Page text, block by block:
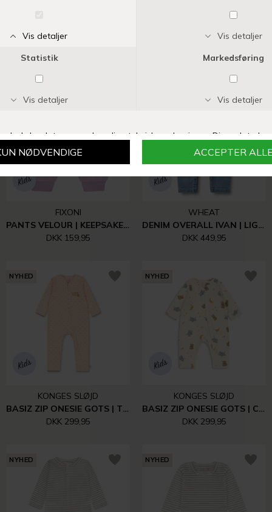
DKK 239,95
PANTS VELOUR | NAVY BLAZER
DKK 159,95
FIXONI
PANTS VELOUR | KEEPSAKE LILAC
DKK 159,95
WHEAT
DENIM OVERALL IVAN | LIGHT BLUE
DKK 449,95
NYHED
KONGES SLØJD
BASIZ ZIP ONESIE GOTS | TEDDY COEUR
DKK 299,95
NYHED
KONGES SLØJD
BASIZ ZIP ONESIE GOTS | CUCCIOLO
DKK 299,95
NYHED NYHED